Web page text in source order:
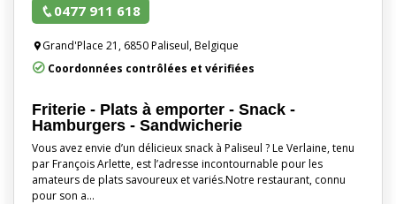
0477 911 618
Grand'Place 21, 6850 Paliseul, Belgique
Coordonnées contrôlées et vérifiées
Friterie - Plats à emporter - Snack -
Hamburgers - Sandwicherie
Vous avez envie d’un délicieux snack à Paliseul ? Le Verlaine, tenu
par François Arlette, est l’adresse incontournable pour les
amateurs de plats savoureux et variés.Notre restaurant, connu
pour son a…